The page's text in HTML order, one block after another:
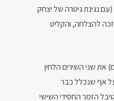
נגינת גיטרה של יצחק
להצלחה, והקליט
את שני השירים הלחין
על אף שנכלל כבר
הזמר החסידי השישי